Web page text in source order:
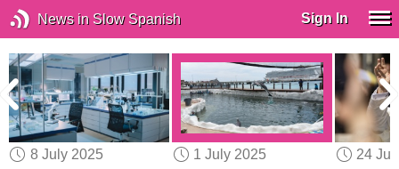
News in Slow Spanish Sign In
8 July 2025
1 July 2025
24